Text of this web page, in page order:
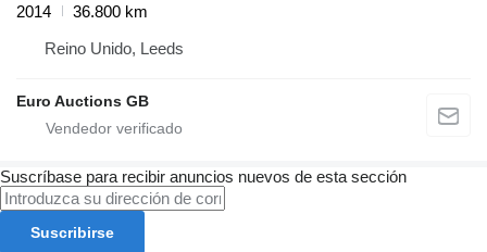
2014
36.800 km
Reino Unido, Leeds
Euro Auctions GB
Suscríbase para recibir anuncios nuevos de esta sección
Suscribirse